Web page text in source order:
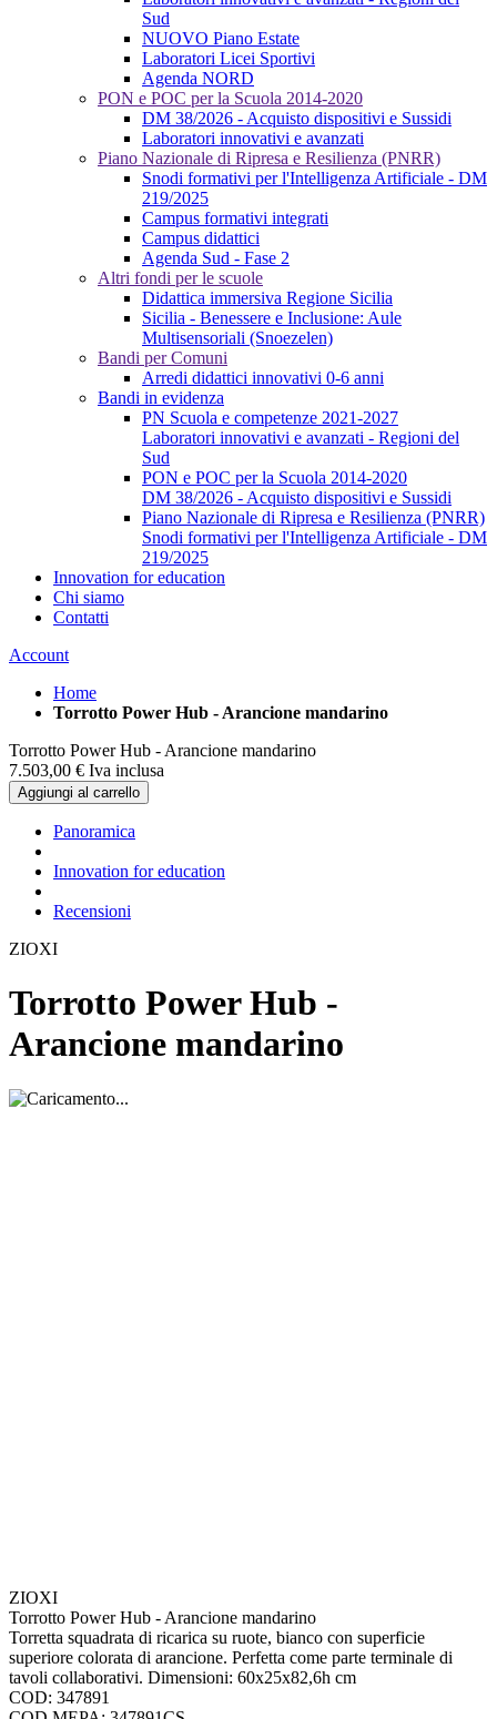
Sud
NUOVO Piano Estate
Laboratori Licei Sportivi
Agenda NORD
PON e POC per la Scuola 2014-2020
DM 38/2026 - Acquisto dispositivi e Sussidi
Laboratori innovativi e avanzati
Piano Nazionale di Ripresa e Resilienza (PNRR)
Snodi formativi per l'Intelligenza Artificiale - DM
219/2025
Campus formativi integrati
Campus didattici
Agenda Sud - Fase 2
Altri fondi per le scuole
Didattica immersiva Regione Sicilia
Sicilia - Benessere e Inclusione: Aule
Multisensoriali (Snoezelen)
Bandi per Comuni
Arredi didattici innovativi 0-6 anni
Bandi in evidenza
PN Scuola e competenze 2021-2027
Laboratori innovativi e avanzati - Regioni del
Sud
PON e POC per la Scuola 2014-2020
DM 38/2026 - Acquisto dispositivi e Sussidi
Piano Nazionale di Ripresa e Resilienza (PNRR)
Snodi formativi per l'Intelligenza Artificiale - DM
219/2025
Innovation for education
Chi siamo
Contatti
Account
Home
Torrotto Power Hub - Arancione mandarino
Torrotto Power Hub - Arancione mandarino
7.503,00 € Iva inclusa
Aggiungi al carrello
Panoramica
Innovation for education
Recensioni
ZIOXI
Torrotto Power Hub -
Arancione mandarino
ZIOXI
Torrotto Power Hub - Arancione mandarino
Torretta squadrata di ricarica su ruote, bianco con superficie
superiore colorata di arancione. Perfetta come parte terminale di
tavoli collaborativi. Dimensioni: 60x25x82,6h cm
COD: 347891